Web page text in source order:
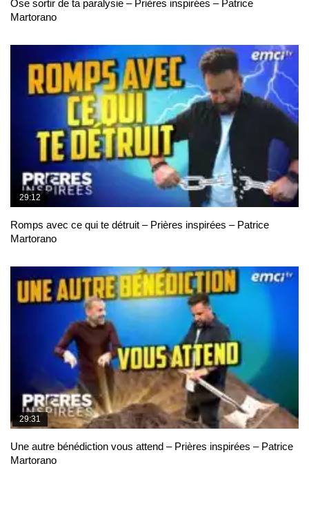
Ose sortir de ta paralysie – Prières inspirées – Patrice
Martorano
29:12
Romps avec ce qui te détruit – Prières inspirées – Patrice
Martorano
29:31
Une autre bénédiction vous attend – Prières inspirées – Patrice
Martorano